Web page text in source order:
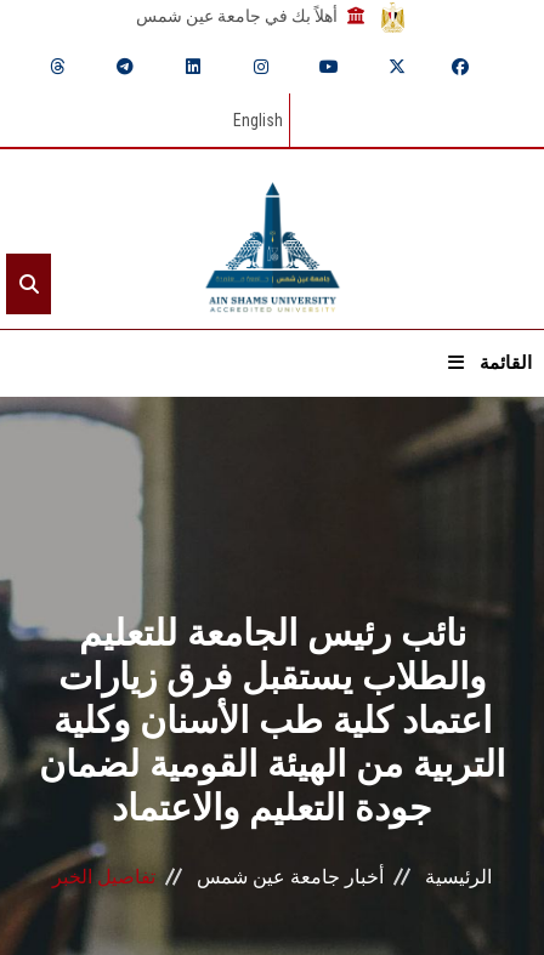
أهلاً بك في جامعة عين شمس
English
القائمة
الشئون الأكاديمية
البحث العلمي
الرعاية الصحية
المراكز والوحدات
الأنظمة الذكية
نائب رئيس الجامعة للتعليم
والطلاب يستقبل فرق زيارات
اعتماد كلية طب الأسنان وكلية
التربية من الهيئة القومية لضمان
جودة التعليم والاعتماد
الرئيسية أخبار جامعة عين شمس تفاصيل الخبر